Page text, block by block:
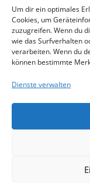
Um dir ein optimales
Cookies, um
zuzugreifen. Wenn du
wie das Surfverhalten
verarbeiten. Wenn du
können bestimmte
Dienste verwalten
Wirtschaft &
Senioren &
gestaltet &